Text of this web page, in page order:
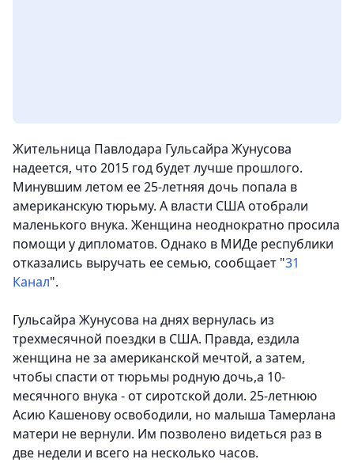
Жительница Павлодара Гульсайра Жунусова
надеется, что 2015 год будет лучше прошлого.
Минувшим летом ее 25-летняя дочь попала в
американскую тюрьму. А власти США отобрали
маленького внука. Женщина неоднократно просила
помощи у дипломатов. Однако в МИДе республики
отказались выручать ее семью, сообщает "31
Канал".
Гульсайра Жунусова на днях вернулась из
трехмесячной поездки в США. Правда, ездила
женщина не за американской мечтой, а затем,
чтобы спасти от тюрьмы родную дочь,а 10-
месячного внука - от сиротской доли. 25-летнюю
Асию Кашенову освободили, но малыша Тамерлана
матери не вернули. Им позволено видеться раз в
две недели и всего на несколько часов.